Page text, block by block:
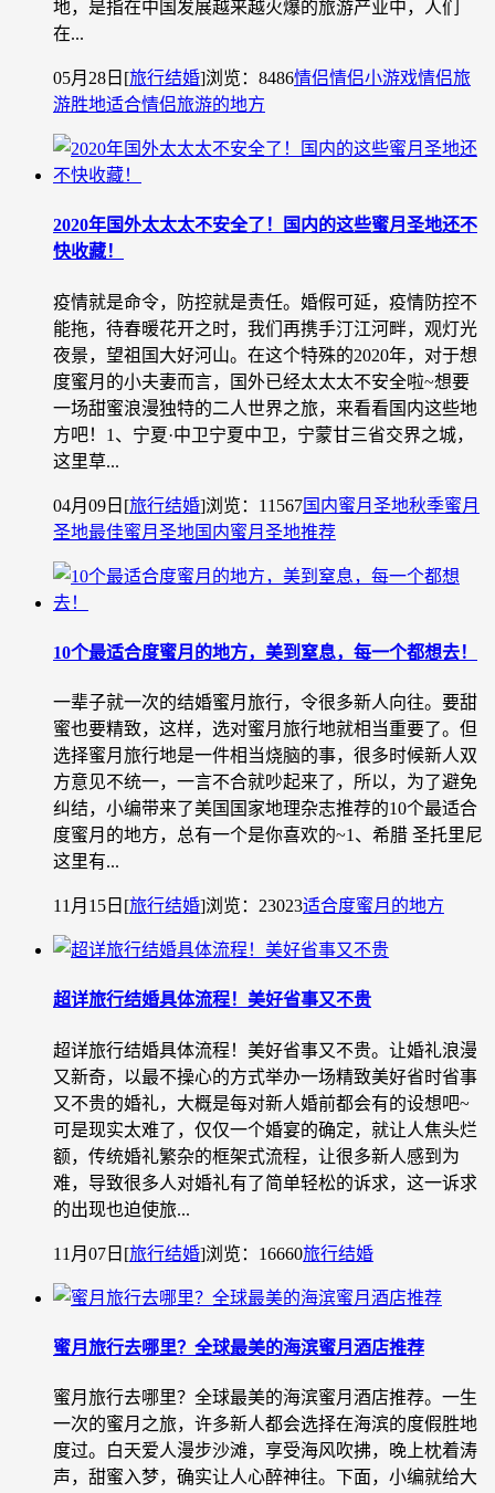
地，是指在中国发展越来越火爆的旅游产业中，人们
在...
05月28日 [旅行结婚]浏览：8486情侣情侣小游戏情侣旅
游胜地适合情侣旅游的地方
2020年国外太太太不安全了！国内的这些蜜月圣地还不
快收藏！
疫情就是命令，防控就是责任。婚假可延，疫情防控不
能拖，待春暖花开之时，我们再携手汀江河畔，观灯光
夜景，望祖国大好河山。在这个特殊的2020年，对于想
度蜜月的小夫妻而言，国外已经太太太不安全啦~想要
一场甜蜜浪漫独特的二人世界之旅，来看看国内这些地
方吧！1、宁夏·中卫宁夏中卫，宁蒙甘三省交界之城，
这里草...
04月09日 [旅行结婚]浏览：11567国内蜜月圣地秋季蜜月
圣地最佳蜜月圣地国内蜜月圣地推荐
10个最适合度蜜月的地方，美到窒息，每一个都想去！
一辈子就一次的结婚蜜月旅行，令很多新人向往。要甜
蜜也要精致，这样，选对蜜月旅行地就相当重要了。但
选择蜜月旅行地是一件相当烧脑的事，很多时候新人双
方意见不统一，一言不合就吵起来了，所以，为了避免
纠结，小编带来了美国国家地理杂志推荐的10个最适合
度蜜月的地方，总有一个是你喜欢的~1、希腊 圣托里尼
这里有...
11月15日 [旅行结婚]浏览：23023适合度蜜月的地方
超详旅行结婚具体流程！美好省事又不贵
超详旅行结婚具体流程！美好省事又不贵。让婚礼浪漫
又新奇，以最不操心的方式举办一场精致美好省时省事
又不贵的婚礼，大概是每对新人婚前都会有的设想吧~
可是现实太难了，仅仅一个婚宴的确定，就让人焦头烂
额，传统婚礼繁杂的框架式流程，让很多新人感到为
难，导致很多人对婚礼有了简单轻松的诉求，这一诉求
的出现也迫使旅...
11月07日 [旅行结婚]浏览：16660旅行结婚
蜜月旅行去哪里？全球最美的海滨蜜月酒店推荐
蜜月旅行去哪里？全球最美的海滨蜜月酒店推荐。一生
一次的蜜月之旅，许多新人都会选择在海滨的度假胜地
度过。白天爱人漫步沙滩，享受海风吹拂，晚上枕着涛
声，甜蜜入梦，确实让人心醉神往。下面，小编就给大